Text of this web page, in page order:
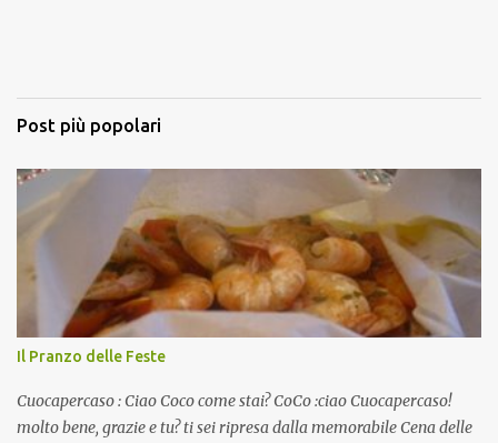
Post più popolari
Il Pranzo delle Feste
Cuocapercaso : Ciao Coco come stai? CoCo :ciao Cuocapercaso!
molto bene, grazie e tu? ti sei ripresa dalla memorabile Cena delle